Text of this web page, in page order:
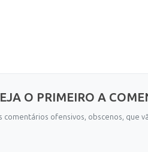
O PRIMEIRO A
comentários ofensivos, obscenos, que